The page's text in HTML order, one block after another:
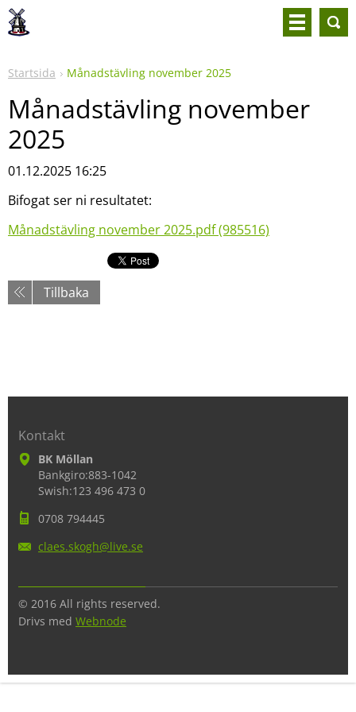
Startsida Månadstävling november 2025
Månadstävling november
2025
01.12.2025 16:25
Bifogat ser ni resultatet:
Månadstävling november 2025.pdf (985516)
Tillbaka
Kontakt
BK Möllan
Bankgiro:883-1042
Swish:123 496 473 0
0708 794445
claes.skogh@live.se
© 2016 All rights reserved.
Drivs med Webnode